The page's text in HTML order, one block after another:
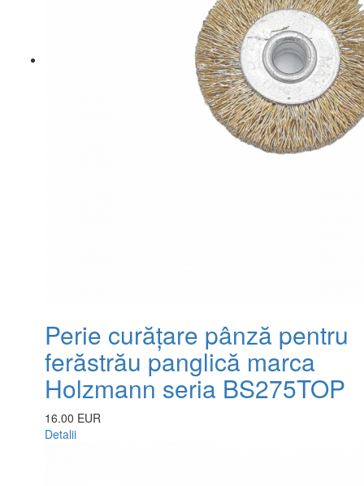
Perie curățare pânză pentru
ferăstrău panglică marca
Holzmann seria BS275TOP
16.00 EUR
Detalii